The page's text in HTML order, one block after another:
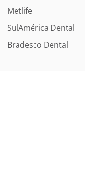
Metlife
SulAmérica Dental
Bradesco Dental